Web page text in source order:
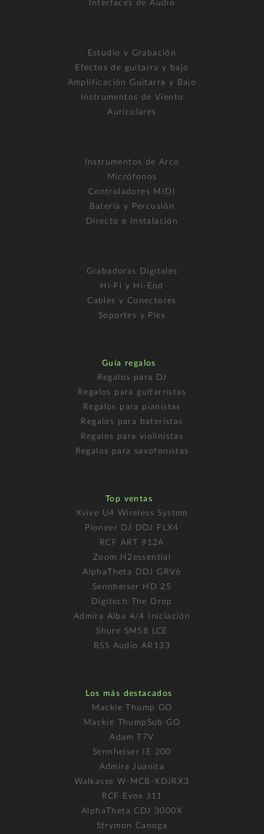
Interfaces de Audio
Estudio y Grabación
Efectos de guitarra y bajo
Amplificación Guitarra y Bajo
Instrumentos de Viento
Auriculares
Instrumentos de Arco
Micrófonos
Controladores MIDI
Batería y Percusión
Directo e Instalación
Grabadoras Digitales
Hi-Fi y Hi-End
Cables y Conectores
Soportes y Pies
Guía regalos
Regalos para DJ
Regalos para guitarristas
Regalos para pianistas
Regalos para bateristas
Regalos para violinistas
Regalos para saxofonistas
Top ventas
Xvive U4 Wireless System
Pioneer DJ DDJ FLX4
RCF ART 912A
Zoom H2essential
AlphaTheta DDJ GRV6
Sennheiser HD 25
Digitech The Drop
Admira Alba 4/4 Iniciación
Shure SM58 LCE
BSS Audio AR133
Los más destacados
Mackie Thump GO
Mackie ThumpSub GO
Adam T7V
Sennheiser IE 200
Admira Juanita
Walkasse W-MCB-XDJRX3
RCF Evox J11
AlphaTheta CDJ 3000X
Strymon Canoga